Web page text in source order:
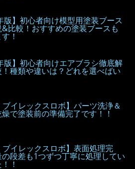
版】初心者向け模型用塗装ブース
比較！おすすめの塗装ブースも
！
版】初心者向けエアブラシ徹底解
種類や違いは？どれを選べばい
ブイレックスロボ】パーツ洗浄＆
で塗装前の準備完了です！！
ブイレックスロボ】表面処理完
段差も1つずつ丁寧に処理してい
！